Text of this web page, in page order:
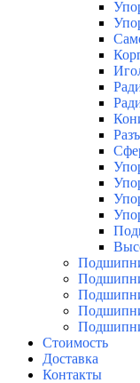
Стоимость
Доставка
Контакты